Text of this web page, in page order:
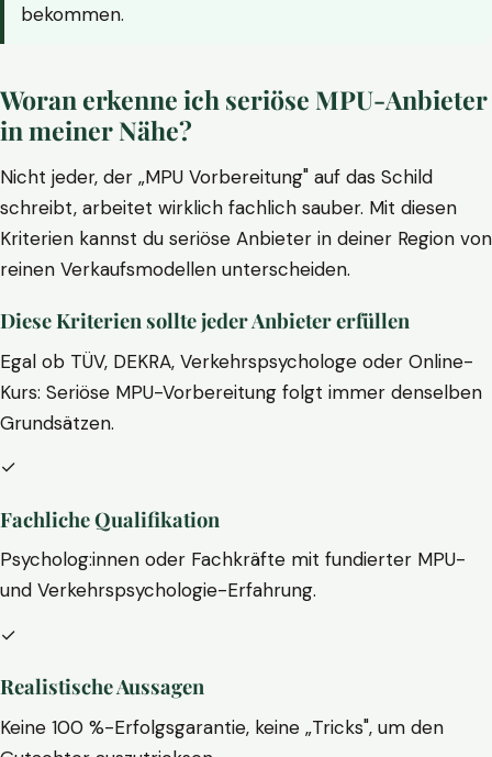
bekommen.
Woran erkenne ich seriöse MPU-Anbieter
in meiner Nähe?
Nicht jeder, der „MPU Vorbereitung" auf das Schild
schreibt, arbeitet wirklich fachlich sauber. Mit diesen
Kriterien kannst du seriöse Anbieter in deiner Region von
reinen Verkaufsmodellen unterscheiden.
Diese Kriterien sollte jeder Anbieter erfüllen
Egal ob TÜV, DEKRA, Verkehrspsychologe oder Online-
Kurs: Seriöse MPU-Vorbereitung folgt immer denselben
Grundsätzen.
✓
Fachliche Qualifikation
Psycholog:innen oder Fachkräfte mit fundierter MPU-
und Verkehrspsychologie-Erfahrung.
✓
Realistische Aussagen
Keine 100 %-Erfolgsgarantie, keine „Tricks", um den